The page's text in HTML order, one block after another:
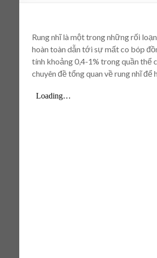
Rung nhĩ là một trong những rối
hoàn toàn dẫn tới sự mất co bóp
tính khoảng 0,4-1% trong quần thể
chuyên đề tổng quan về rung nhĩ